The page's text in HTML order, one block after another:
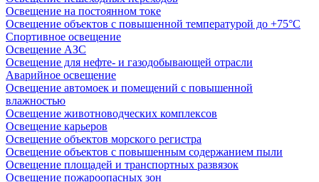
Освещение на постоянном токе
Освещение объектов с повышенной температурой до +75°C
Спортивное освещение
Освещение АЗС
Освещение для нефте- и газодобывающей отрасли
Аварийное освещение
Освещение автомоек и помещений с повышенной
влажностью
Освещение животноводческих комплексов
Освещение карьеров
Освещение объектов морского регистра
Освещение объектов с повышенным содержанием пыли
Освещение площадей и транспортных развязок
Освещение пожароопасных зон